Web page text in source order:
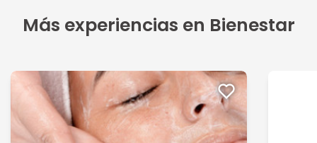
Más experiencias en Bienestar